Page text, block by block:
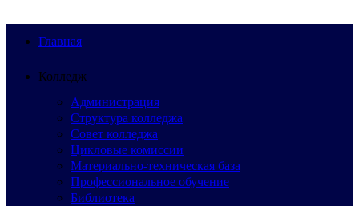
Главная
Колледж
Администрация
Структура колледжа
Совет колледжа
Цикловые комиссии
Материально-техническая база
Профессиональное обучение
Библиотека